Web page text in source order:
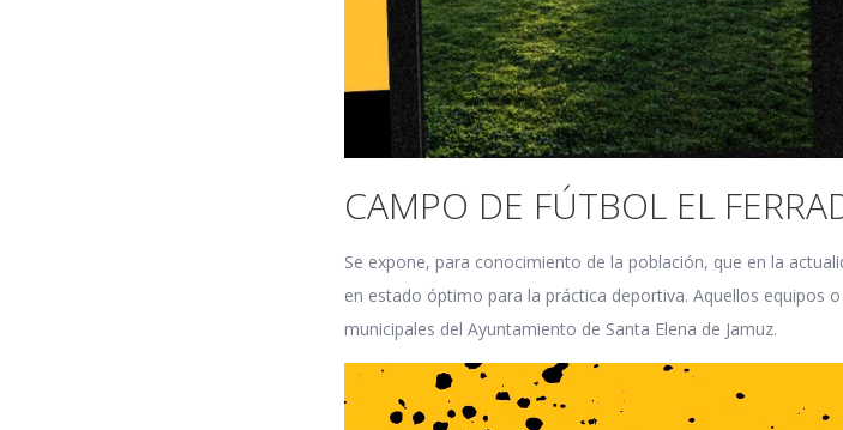
CAMPO DE FÚTBOL EL
Se expone, para conocimiento de la población, que en la
en estado óptimo para la práctica deportiva. Aquellos equipos
municipales del Ayuntamiento de Santa Elena de Jamuz.